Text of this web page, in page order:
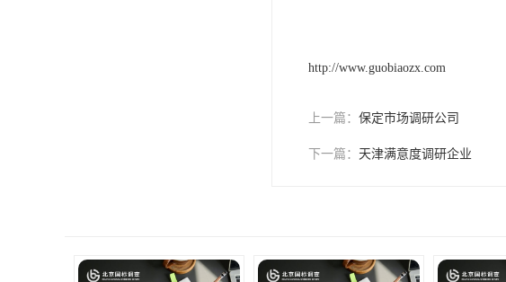
http://www.guobiaozx.com
上一篇： 保定市场调研公司
下一篇： 天津满意度调研企业